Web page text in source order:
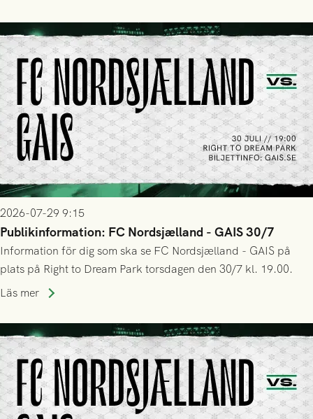
2026-07-29 9:15
Publikinformation: FC Nordsjælland - GAIS 30/7
Information för dig som ska se FC Nordsjælland - GAIS på
plats på Right to Dream Park torsdagen den 30/7 kl. 19.00.
Läs mer